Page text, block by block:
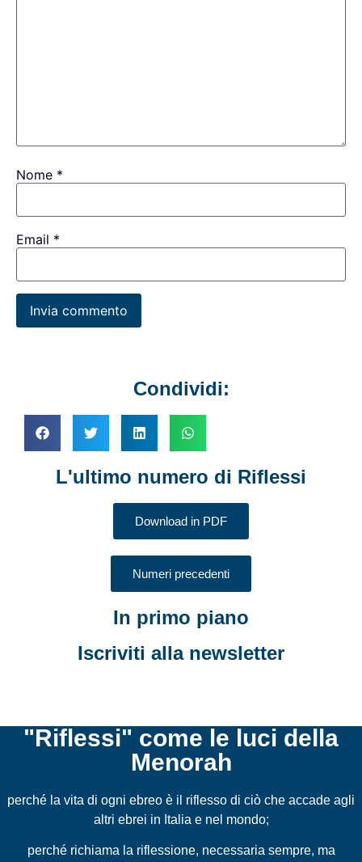
Nome *
Email *
Condividi:
L'ultimo numero di Riflessi
Download in PDF
Numeri precedenti
In primo piano
Iscriviti alla newsletter
"Riflessi" come le luci della
Menorah
perché la vita di ogni ebreo è il riflesso di ciò che accade agli
altri ebrei in Italia e nel mondo;
perché richiama la riflessione, necessaria sempre, ma